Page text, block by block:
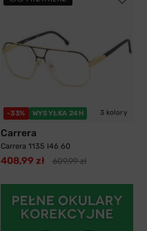
-33% WYSYŁKA 24H 3 kolory
Carrera
Carrera 1135 I46 60
408,99 zł 609,99 zł